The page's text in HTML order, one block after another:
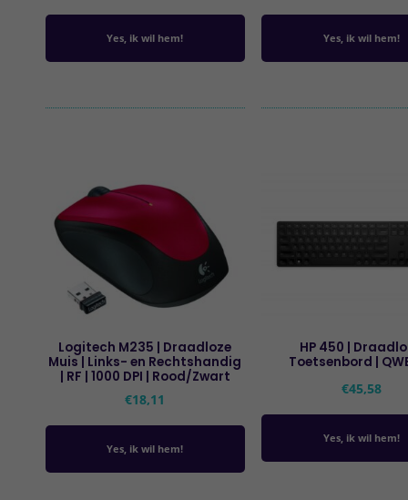
Yes, ik wil hem! Yes, ik wil hem!
Logitech M235 | Draadloze
Muis | Links- en Rechtshandig
| RF | 1000 DPI | Rood/Zwart
€18,11
Yes, ik wil hem!
HP 450 |
Toetsenbord |
€45,58
Yes, ik wil hem!